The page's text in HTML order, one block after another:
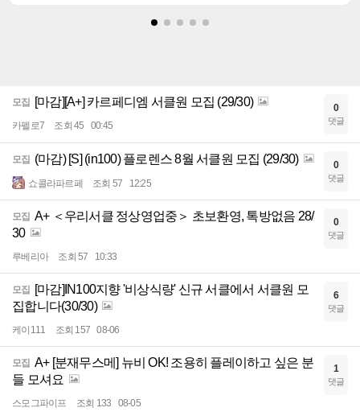
모집 [마감][A+] 카르페디엠 서클원 모집 (29/30)
카펠로7 조회 45 00:45
0
댓글
모집 (마감) [S] (in100) 플로렌스 8월 서클원 모집 (29/30)
쇼콜라파르페 조회 57 12:25
0
댓글
모집 A+ ＜우리서클 정상영업중＞ 초보환영, 톡방없음 28/
30
루베리아 조회 57 10:33
0
댓글
모집
[마감]IN100지향 '비상식량' 신규 서클에서 서클원 모
집합니다(30/30)
케이111 조회 157 08-06
6
댓글
모집 A+ [분재무스메] 뉴비 OK! 조용히 플레이하고 싶은 분
들 모셔요
스모그파이프 조회 133 08-05
1
댓글